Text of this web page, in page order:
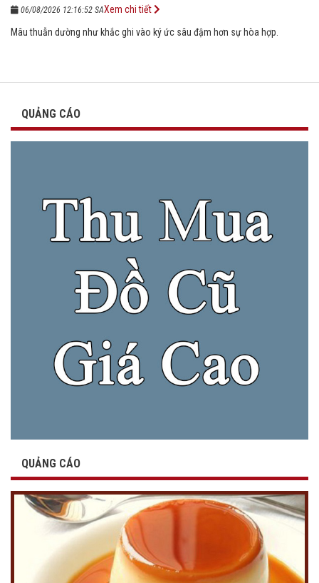
06/08/2026 12:16:52 SA
Mâu thuẫn dường như khắc ghi vào ký ức sâu đậm hơn sự hòa hợp.
Xem chi tiết
QUẢNG CÁO
QUẢNG CÁO